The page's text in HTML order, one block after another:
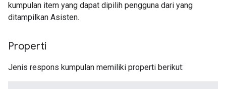
kumpulan item yang dapat dipilih pengguna dari yang
ditampilkan Asisten.
Properti
Jenis respons kumpulan memiliki properti berikut: